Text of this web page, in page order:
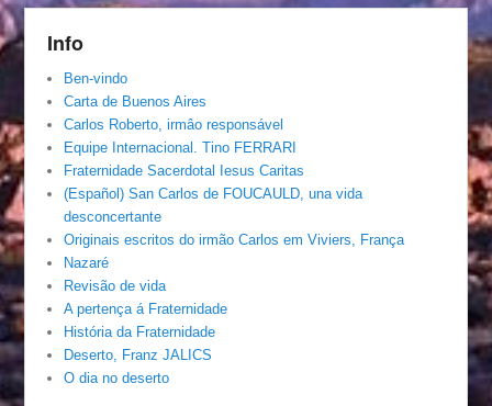
Info
Ben-vindo
Carta de Buenos Aires
Carlos Roberto, irmâo responsável
Equipe Internacional. Tino FERRARI
Fraternidade Sacerdotal Iesus Caritas
(Español) San Carlos de FOUCAULD, una vida
desconcertante
Originais escritos do irmão Carlos em Viviers, França
Nazaré
Revisão de vida
A pertença á Fraternidade
História da Fraternidade
Deserto, Franz JALICS
O dia no deserto